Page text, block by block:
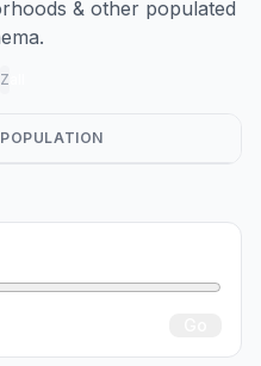
& other populated
Z
POPULATION